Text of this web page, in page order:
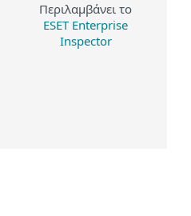
Περιλαμβάνει το
ESET Enterprise
Inspector